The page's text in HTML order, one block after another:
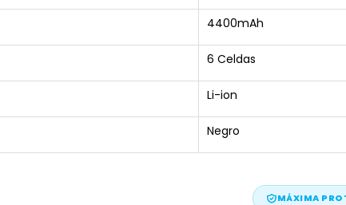
4400mAh
6 Celdas
Li-ion
Negro
MÁXIMA